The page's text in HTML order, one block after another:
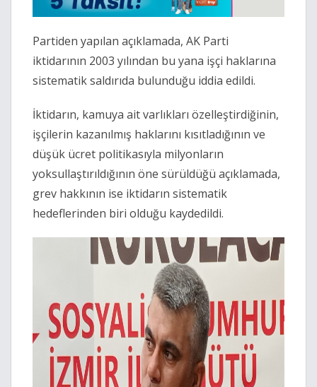
Partiden yapılan açıklamada, AK Parti
iktidarının 2003 yılından bu yana işçi haklarına
sistematik saldırıda bulunduğu iddia edildi.
İktidarın, kamuya ait varlıkları özelleştirdiğinin,
işçilerin kazanılmış haklarını kısıtladığının ve
düşük ücret politikasıyla milyonların
yoksullaştırıldığının öne sürüldüğü açıklamada,
grev hakkının ise iktidarın sistematik
hedeflerinden biri olduğu kaydedildi.